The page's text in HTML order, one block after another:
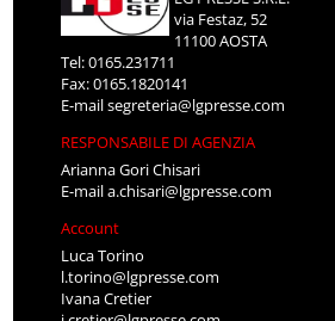
via Festaz, 52
11100 AOSTA
Tel: 0165.231711
Fax: 0165.1820141
E-mailsegreteria@lgpresse.com
RESPONSABILE DI AGENZIA
Arianna Gori Chisari
E-maila.chisari@lgpresse.com
Account
Luca Torino
l.torino@lgpresse.com
Ivana Cretier